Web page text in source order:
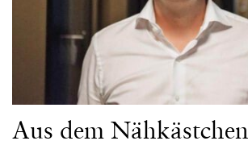
Aus dem Nähkästchen